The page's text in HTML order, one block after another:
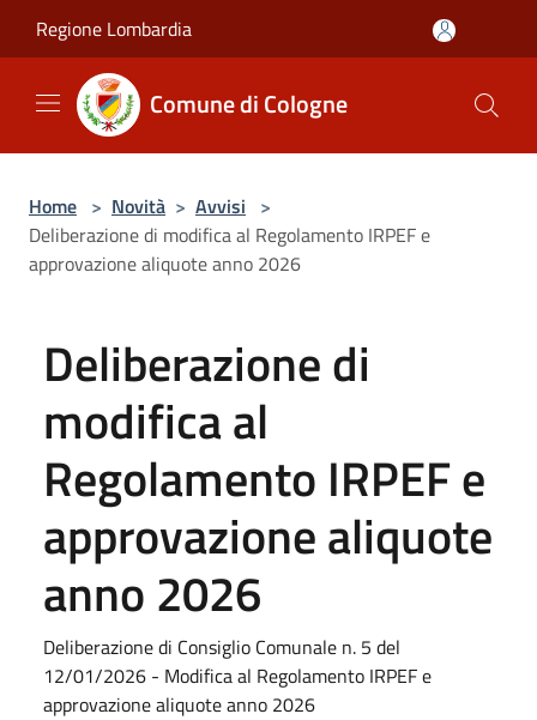
Regione Lombardia
Comune di Cologne
Home > Novità > Avvisi >
Deliberazione di modifica al Regolamento IRPEF e
approvazione aliquote anno 2026
Deliberazione di
modifica al
Regolamento IRPEF e
approvazione aliquote
anno 2026
Deliberazione di Consiglio Comunale n. 5 del
12/01/2026 - Modifica al Regolamento IRPEF e
approvazione aliquote anno 2026